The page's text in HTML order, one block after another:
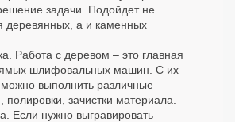
задачи. Подойдет не
деревянных, а и каменных
Работа с деревом – это главная
шлифовальных машин. С их
выполнить различные
полировки, зачистки материала.
Если нужно выгравировать